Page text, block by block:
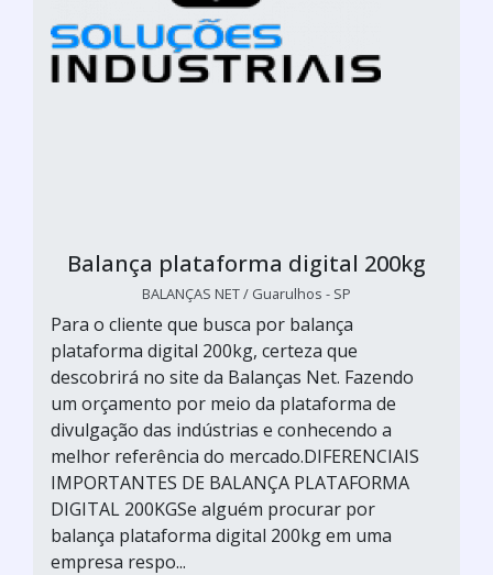
Balança plataforma digital 200kg
BALANÇAS NET / Guarulhos - SP
Para o cliente que busca por balança
plataforma digital 200kg, certeza que
descobrirá no site da Balanças Net. Fazendo
um orçamento por meio da plataforma de
divulgação das indústrias e conhecendo a
melhor referência do mercado.DIFERENCIAIS
IMPORTANTES DE BALANÇA PLATAFORMA
DIGITAL 200KGSe alguém procurar por
balança plataforma digital 200kg em uma
empresa respo...